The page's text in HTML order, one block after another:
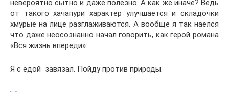
невероятно сытно и даже полезно. А как же иначе? Ведь
от такого хачапури характер улучшается и складочки
хмурые на лице разглаживаются. А вообще я так наелся
что даже неосознанно начал говорить, как герой романа
«Вся жизнь впереди»:
Я с едой завязал. Пойду против природы.